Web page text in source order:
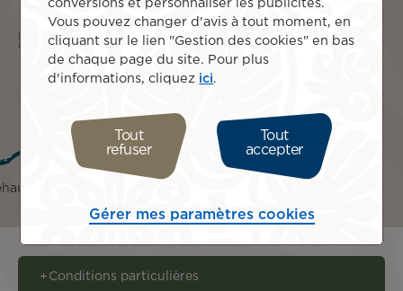
Îles incluses
Conditions particulières
conversions et personnaliser les publicités.
Vous pouvez changer d'avis à tout moment, en
cliquant sur le lien "Gestion des cookies" en bas
de chaque page du site. Pour plus
d'informations, cliquez ici.
Tout
refuser
Tout
accepter
Gérer mes paramètres cookies